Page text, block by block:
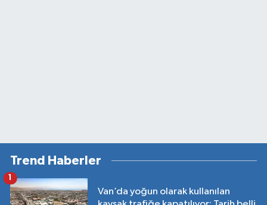
Trend Haberler
Van’da yoğun olarak kullanılan
1